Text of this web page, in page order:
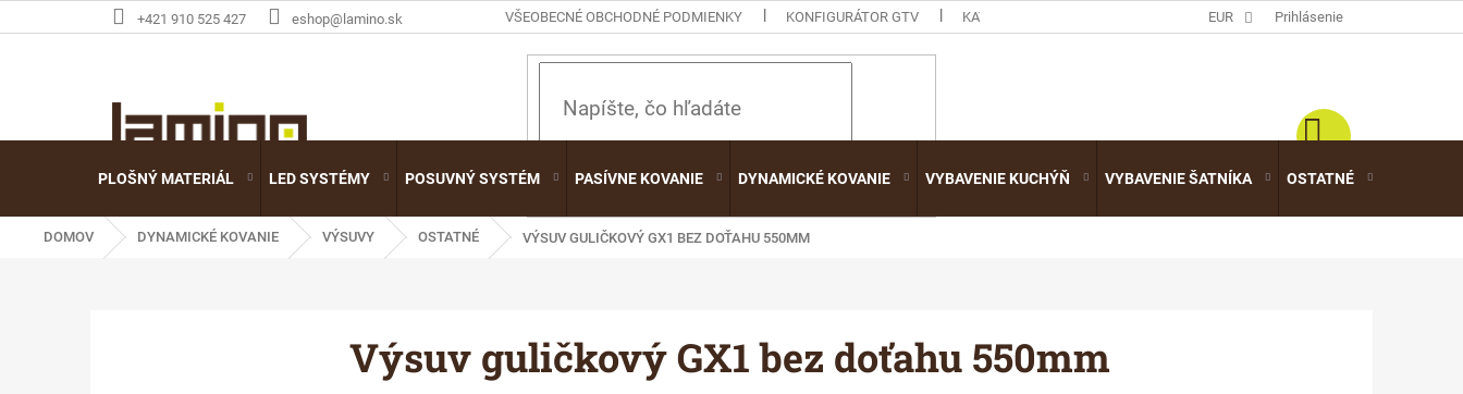
na
+421 910 525 427 eshop@lamino.sk VŠEOBECNÉ OBCHODNÉ PODMIENKY KONFIGURÁTOR GTV KATALÓGY EUR Prihlásenie
HĽADAŤ
PLOŠNÝ MATERIÁL LED SYSTÉMY POSUVNÝ SYSTÉM PASÍVNE KOVANIE DYNAMICKÉ KOVANIE VYBAVENIE KUCHÝŇ VYBAVENIE ŠATNÍKA OSTATNÉ
DOMOV DYNAMICKÉ KOVANIE VÝSUVY OSTATNÉ VÝSUV GULIČKOVÝ GX1 BEZ DOŤAHU 550MM
Výsuv guličkový GX1 bez doťahu 550mm